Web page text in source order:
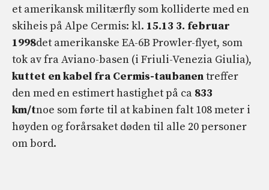
et amerikansk militærfly som kolliderte med en
skiheis på Alpe Cermis: kl. 15.13 3. februar
1998det amerikanske EA-6B Prowler-flyet, som
tok av fra Aviano-basen (i Friuli-Venezia Giulia),
kuttet en kabel fra Cermis-taubanentreffer
den med en estimert hastighet på ca 833
km/tnoe som førte til at kabinen falt 108 meter i
høyden og forårsaket døden til alle 20 personer
om bord.